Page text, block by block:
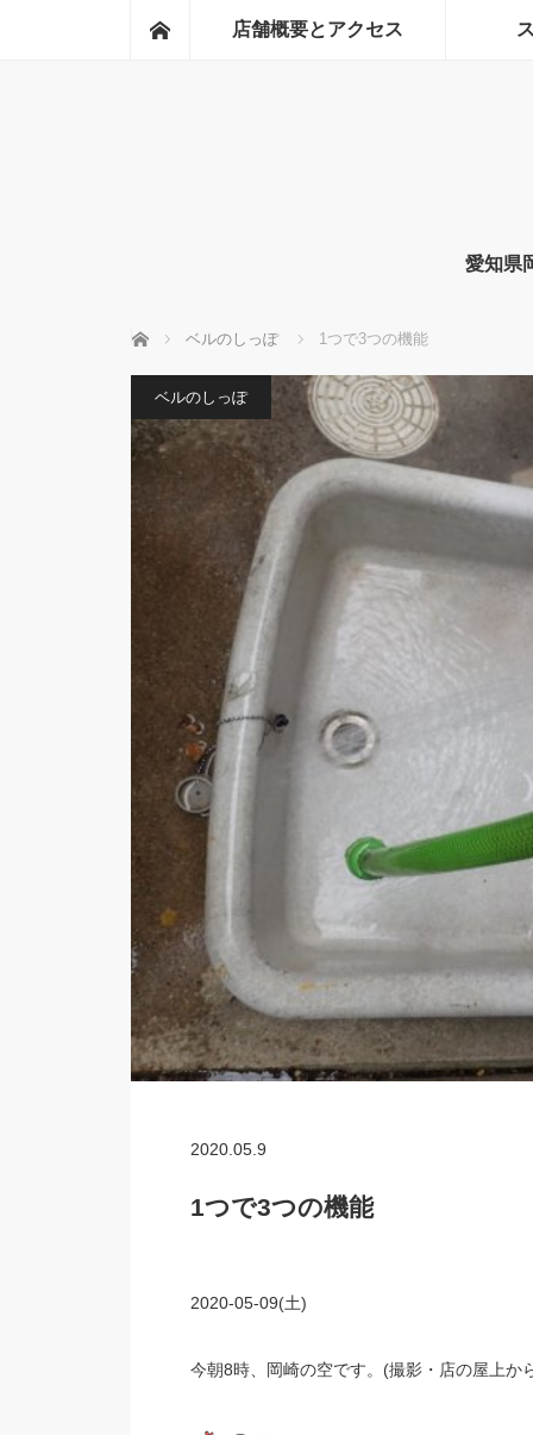
ホーム店舗概要とアクセス
愛知県
ホーム ベルのしっぽ 1つで3つの機能
ベルのしっぽ
2020.05.9
1つで3つの機能
2020-05-09(土)
今朝8時、岡崎の空です。(撮影・店の屋上か